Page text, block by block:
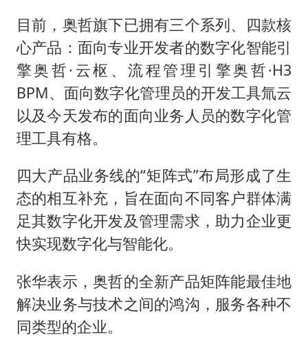
目前，奥哲旗下已拥有三个系列、四款核
心产品：面向专业开发者的数字化智能引
擎奥哲·云枢、流程管理引擎奥哲·H3
BPM、面向数字化管理员的开发工具氚云
以及今天发布的面向业务人员的数字化管
理工具有格。
四大产品业务线的“矩阵式”布局形成了生
态的相互补充，旨在面向不同客户群体满
足其数字化开发及管理需求，助力企业更
快实现数字化与智能化。
张华表示，奥哲的全新产品矩阵能最佳地
解决业务与技术之间的鸿沟，服务各种不
同类型的企业。